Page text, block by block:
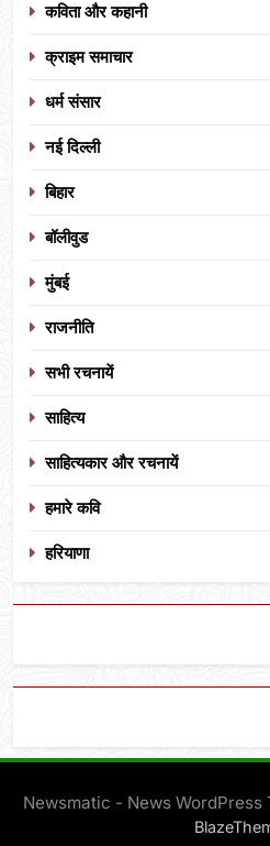
कविता और कहानी
क्राइम समाचार
धर्म संसार
नई दिल्ली
बिहार
बॉलीवुड
मुंबई
राजनीति
सभी रचनायें
साहित्य
साहित्यकार और रचनायें
हमारे कवि
हरियाणा
Newsmatic - News WordPress